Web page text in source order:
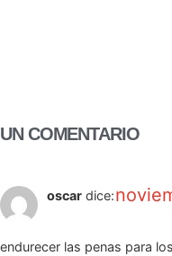
UN COMENTARIO
oscar dice:
endurecer las penas para